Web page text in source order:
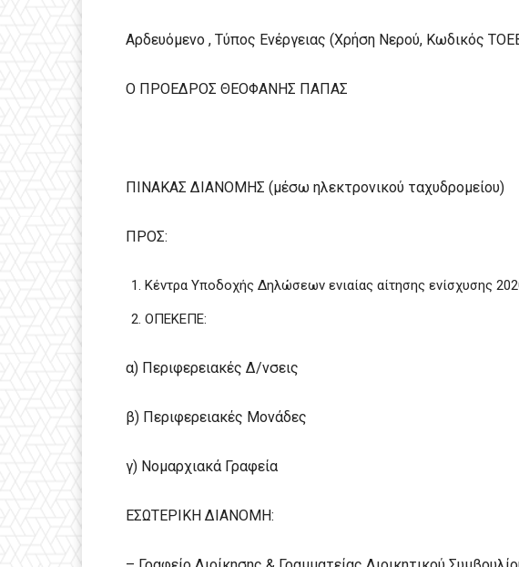
Αρδευόμενο , Τύπος Ενέργειας (Χρήση Νερού, Κωδικός
Ο ΠΡΟΕΔΡΟΣ ΘΕΟΦΑΝΗΣ ΠΑΠΑΣ
ΠΙΝΑΚΑΣ ΔΙΑΝΟΜΗΣ (μέσω ηλεκτρονικού ταχυδρομείου)
ΠΡΟΣ:
Κέντρα Υποδοχής Δηλώσεων ενιαίας αίτησης ενίσχυσης
ΟΠΕΚΕΠΕ:
α) Περιφερειακές Δ/νσεις
β) Περιφερειακές Μονάδες
γ) Νομαρχιακά Γραφεία
ΕΣΩΤΕΡΙΚΗ ΔΙΑΝΟΜΗ: